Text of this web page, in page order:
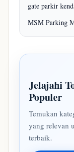
gate parkir
MSM Parking
Jelajahi
Populer
Temukan
yang relevan
terbaik.